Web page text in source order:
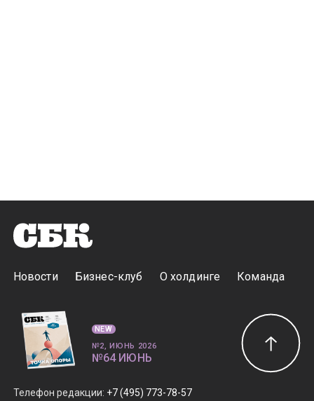
Новости Бизнес-клуб О холдинге Команда
Телефон редакции: +7 (495) 773-78-57
NEW
№2, ИЮНЬ 2026
№64 ИЮНЬ